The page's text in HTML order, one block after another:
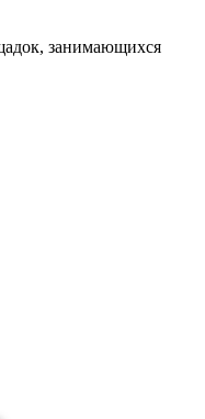
занимающихся